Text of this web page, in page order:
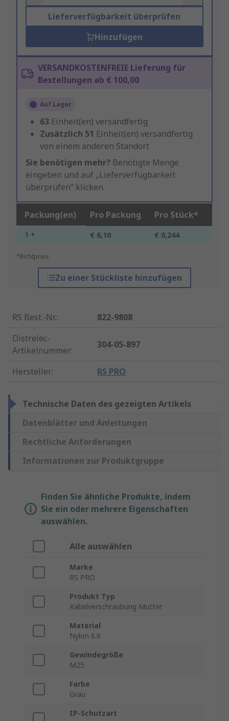
Lieferverfügbarkeit überprüfen
Hinzufügen
VERSANDKOSTENFREIE Lieferung für
Bestellungen ab € 100,00
Auf Lager
63 Einheit(en) versandfertig
Zusätzlich 51 Einheit(en) versandfertig
von einem anderen Standort
Sie benötigen mehr? Benötigte Menge
eingeben und auf „Lieferverfügbarkeit
überprüfen“ klicken.
Packung(en) Pro Packung Pro Stück*
1 + € 6,10 € 0,244
*Richtpreis
Zu einer Stückliste hinzufügen
RS Best.-Nr.:
822-9808
Distrelec-
Artikelnummer:
304-05-897
Hersteller: RS PRO
Technische Daten des gezeigten Artikels
Datenblätter und Anleitungen
Rechtliche Anforderungen
Informationen zur Produktgruppe
Finden Sie ähnliche Produkte, indem
Sie ein oder mehrere Eigenschaften
auswählen.
Alle auswählen
Marke
RS PRO
Produkt Typ
Kabelverschraubung Mutter
Material
Nylon 6.6
Gewindegröße
M25
Farbe
Grau
IP-Schutzart